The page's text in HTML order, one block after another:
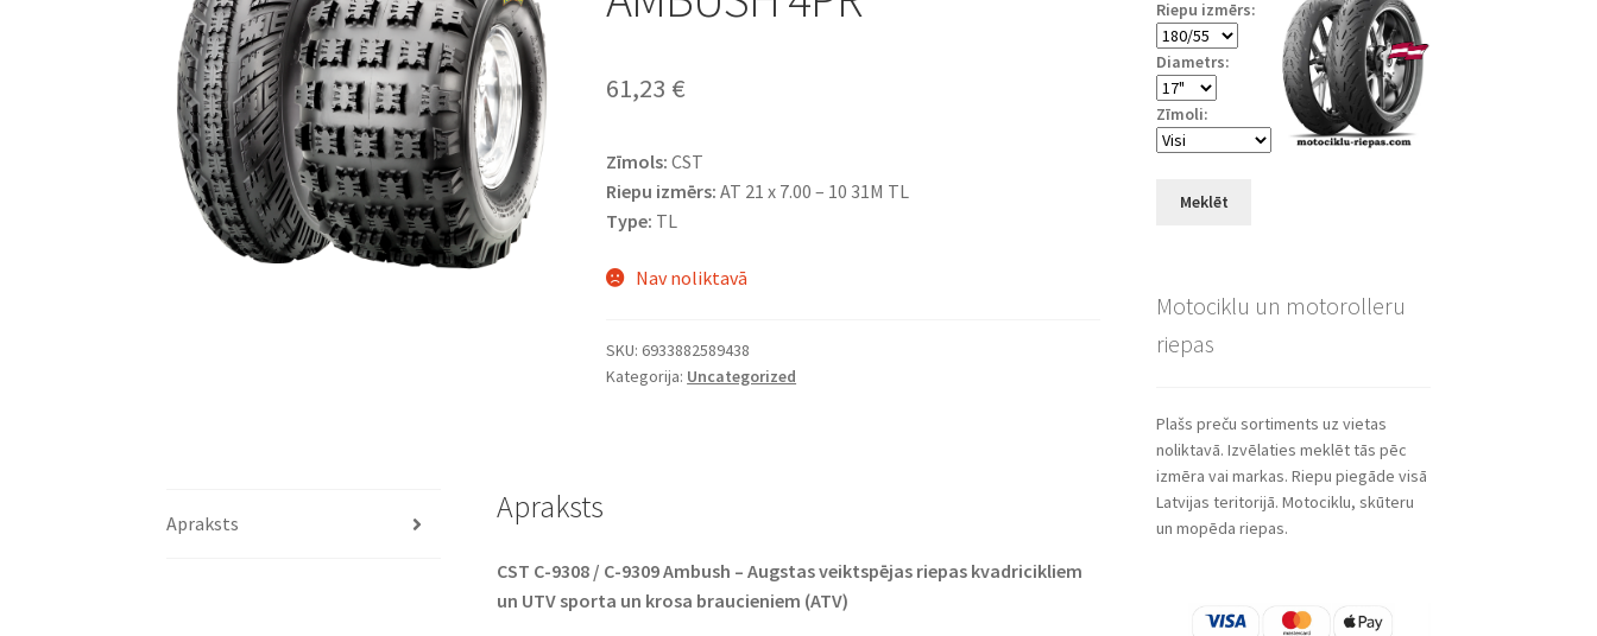
61,23 €
Zīmols: CST
Riepu izmērs: AT 21 x 7.00 – 10 31M TL
Type: TL
Nav noliktavā
SKU: 6933882589438
Kategorija: Uncategorized
Apraksts Apraksts
CST C-9308 / C-9309 Ambush – Augstas veiktspējas riepas kvadricikliem
un UTV sporta un krosa braucieniem (ATV)
Riepu izmērs:
Diametrs:
Zīmoli:
Meklēt
Motociklu un motorolleru
riepas
Plašs preču sortiments uz vietas
noliktavā. Izvēlaties meklēt tās pēc
izmēra vai markas. Riepu piegāde visā
Latvijas teritorijā. Motociklu, skūteru
un mopēda riepas.